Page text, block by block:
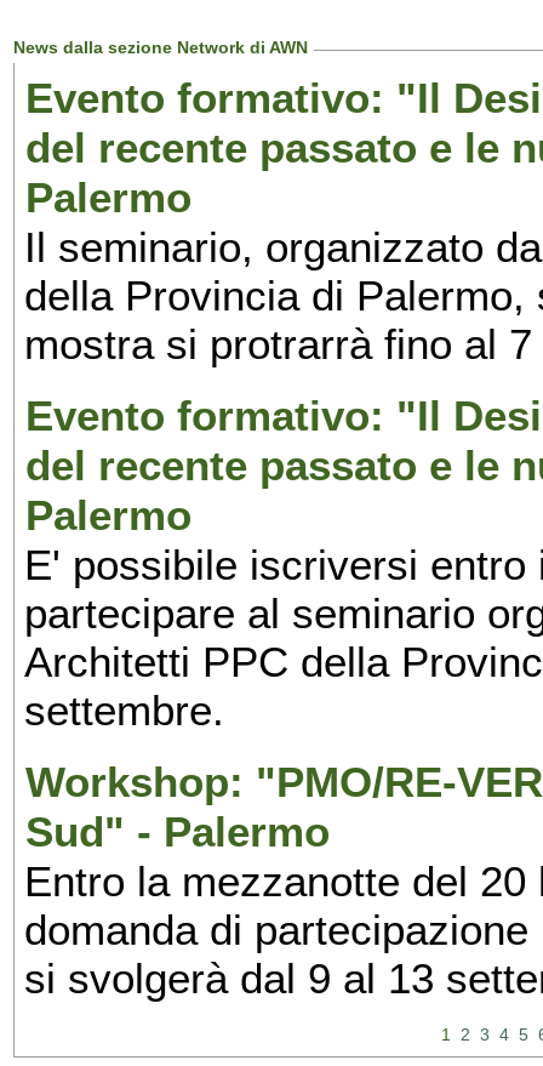
News dalla sezione Network di AWN
Evento formativo: "Il
del recente passato e le
Palermo
Il seminario, organizzato
della Provincia di
mostra si protrarrà fino al
Evento formativo: "Il
del recente passato e le
Palermo
E' possibile iscriversi
partecipare al seminario
Architetti PPC della
settembre.
Workshop: "PMO/RE-
Sud" - Palermo
Entro la mezzanotte del
domanda di
si svolgerà dal 9 al 13
1 2 3 4 5